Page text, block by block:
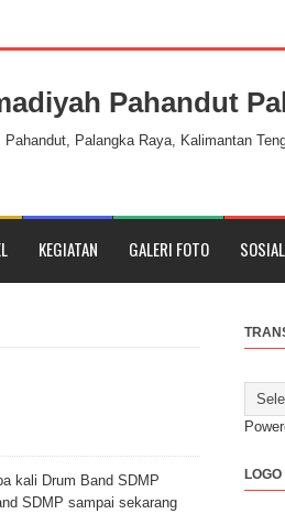
Pahandut
Palangka Raya, Kalimantan
KEGIATAN GALERI FOTO
kali Drum Band SDMP
SDMP sampai sekarang
LOGO